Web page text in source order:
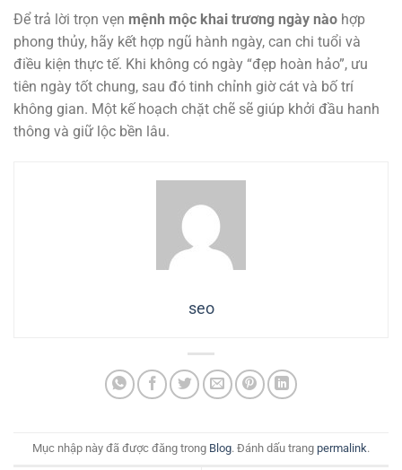
Để trả lời trọn vẹn mệnh mộc khai trương ngày nào hợp
phong thủy, hãy kết hợp ngũ hành ngày, can chi tuổi và
điều kiện thực tế. Khi không có ngày “đẹp hoàn hảo”, ưu
tiên ngày tốt chung, sau đó tinh chỉnh giờ cát và bố trí
không gian. Một kế hoạch chặt chẽ sẽ giúp khởi đầu hanh
thông và giữ lộc bền lâu.
seo
Mục nhập này đã được đăng trong Blog. Đánh dấu trang permalink.